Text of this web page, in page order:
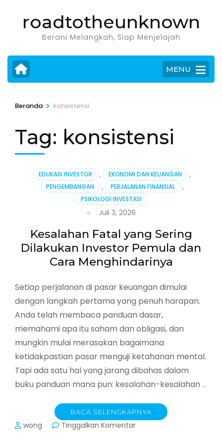
Enter)
roadtotheunknown
Berani Melangkah, Siap Menjelajah
MENU
Beranda > konsistensi
Tag: konsistensi
EDUKASI INVESTOR , EKONOMI DAN KEUANGAN
,
PENGEMBANGAN
, PERJALANAN FINANSIAL
,
PSIKOLOGI INVESTASI
Juli 3, 2026
Kesalahan Fatal yang Sering
Dilakukan Investor Pemula dan
Cara Menghindarinya
Setiap perjalanan di pasar keuangan dimulai
dengan langkah pertama yang penuh harapan.
Anda telah membaca panduan dasar,
memahami apa itu saham dan obligasi, dan
mungkin mulai merasakan bagaimana
ketidakpastian pasar menguji ketahanan mental.
Tapi ada satu hal yang jarang dibahas dalam
buku panduan mana pun: kesalahan-kesalahan …
BACA SELENGKAPNYA
wong Tinggalkan Komentarpada